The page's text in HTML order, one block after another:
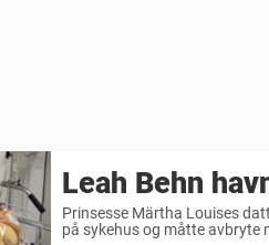
Leah Behn
Prinsesse Märtha Louises
på sykehus og måtte avbryte